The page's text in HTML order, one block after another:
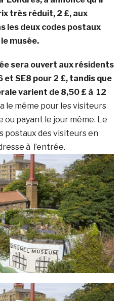
très réduit, 2 £, aux
les deux codes postaux
musée.
sera ouvert aux résidents
et SE8 pour 2 £, tandis que
varient de 8,50 £ à 12
le même pour les visiteurs
payant le jour même. Le
postaux des visiteurs en
à l’entrée.